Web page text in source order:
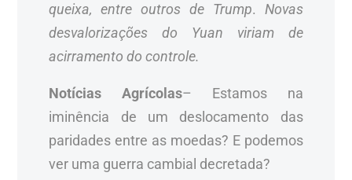
queixa, entre outros de Trump. Novas
desvalorizações do Yuan viriam de
acirramento do controle.
Notícias Agrícolas– Estamos na
iminência de um deslocamento das
paridades entre as moedas? E podemos
ver uma guerra cambial decretada?